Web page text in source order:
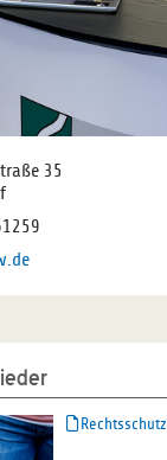
35
Rechtsschutz